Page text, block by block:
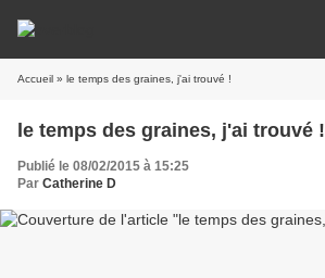
Accueil » le temps des graines, j'ai trouvé !
le temps des graines, j'ai trouvé !
Publié le 08/02/2015 à 15:25
Par Catherine D